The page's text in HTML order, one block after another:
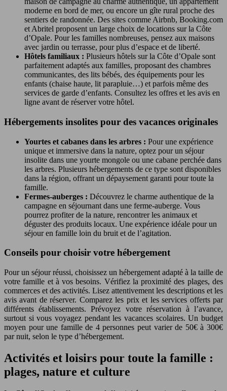
moderne en bord de mer, ou encore un gîte rural proche des
sentiers de randonnée. Des sites comme Airbnb, Booking.com
et Abritel proposent un large choix de locations sur la Côte
d’Opale. Pour les familles nombreuses, pensez aux maisons
avec jardin ou terrasse, pour plus d’espace et de liberté.
Hôtels familiaux : Plusieurs hôtels sur la Côte d’Opale sont
parfaitement adaptés aux familles, proposant des chambres
communicantes, des lits bébés, des équipements pour les
enfants (chaise haute, lit parapluie…) et parfois même des
services de garde d’enfants. Consultez les offres et les avis en
ligne avant de réserver votre hôtel.
Hébergements insolites pour des vacances originales
Yourtes et cabanes dans les arbres : Pour une expérience
unique et immersive dans la nature, optez pour un séjour
insolite dans une yourte mongole ou une cabane perchée dans
les arbres. Plusieurs hébergements de ce type sont disponibles
dans la région, offrant un dépaysement garanti pour toute la
famille.
Fermes-auberges : Découvrez le charme authentique de la
campagne en séjournant dans une ferme-auberge. Vous
pourrez profiter de la nature, rencontrer les animaux et
déguster des produits locaux. Une expérience idéale pour un
séjour en famille loin du bruit et de l’agitation.
Conseils pour choisir votre hébergement
Pour un séjour réussi, choisissez un hébergement adapté à la taille de
votre famille et à vos besoins. Vérifiez la proximité des plages, des
commerces et des activités. Lisez attentivement les descriptions et les
avis avant de réserver. Comparez les prix et les services offerts par
différents établissements. Prévoyez votre réservation à l’avance,
surtout si vous voyagez pendant les vacances scolaires. Un budget
moyen pour une famille de 4 personnes peut varier de 50€ à 300€
par nuit, selon le type d’hébergement.
Activités et loisirs pour toute la famille :
plages, nature et culture